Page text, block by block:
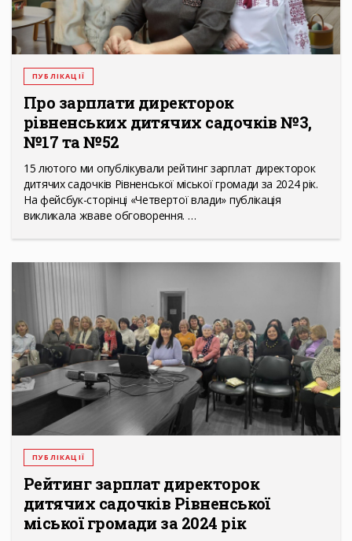
ПУБЛІКАЦІЇ
Про зарплати директорок
рівненських дитячих садочків №3,
№17 та №52
15 лютого ми опублікували рейтинг зарплат директорок
дитячих садочків Рівненської міської громади за 2024 рік.
На фейсбук-сторінці «Четвертої влади» публікація
викликала жваве обговорення. …
ПУБЛІКАЦІЇ
Рейтинг зарплат директорок
дитячих садочків Рівненської
міської громади за 2024 рік